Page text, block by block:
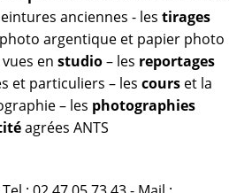
anciennes - les tirages
argentique et papier photo
en studio– les reportages
et particuliers – les cours et la
– les photographies
agrées ANTS